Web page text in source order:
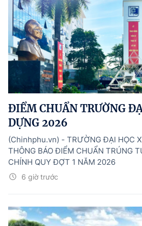
ĐIỂM CHUẨN TRƯỜNG
DỰNG 2026
6 giờ trước
(Chinhphu.vn) - TRƯỜNG ĐẠI HỌC
THÔNG BÁO ĐIỂM CHUẨN TRÚNG
CHÍNH QUY ĐỢT 1 NĂM 2026